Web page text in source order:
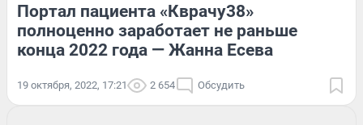
Портал пациента «Кврачу38»
полноценно заработает не раньше
конца 2022 года — Жанна Есева
19 октября, 2022, 17:21 2 654 Обсудить